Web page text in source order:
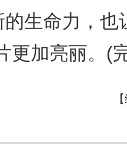
生命力，也
更加亮丽。(